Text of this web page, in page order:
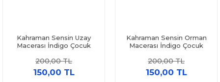
Kahraman Sensin Uzay
Macerası İndigo Çocuk
200,00 TL
150,00 TL
Kahraman Sensin Orman
Macerası İndigo Çocuk
200,00 TL
150,00 TL